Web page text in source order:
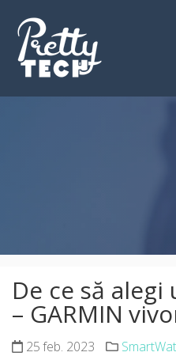
content
De ce să
– GARMIN
25 feb. 2023